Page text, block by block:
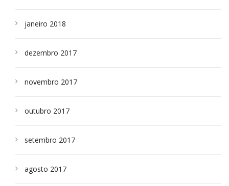
janeiro 2018
dezembro 2017
novembro 2017
outubro 2017
setembro 2017
agosto 2017